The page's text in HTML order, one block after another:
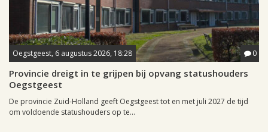
Oegstgeest, 6 augustus 2026, 18:28 0
Provincie dreigt in te grijpen bij opvang statushouders
Oegstgeest
De provincie Zuid-Holland geeft Oegstgeest tot en met juli 2027 de tijd
om voldoende statushouders op te...